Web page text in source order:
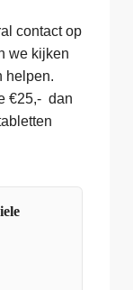
contact op
we kijken
helpen.
€25,- dan